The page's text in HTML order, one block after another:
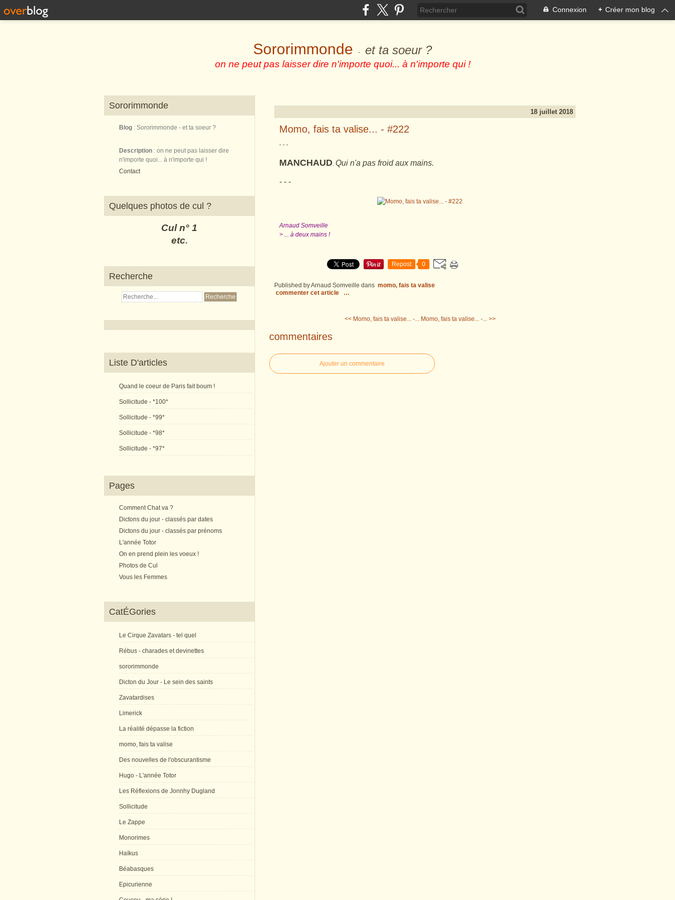
Connexion + Créer mon blog
Sororimmonde - et ta soeur ?
on ne peut pas laisser dire n'importe quoi... à n'importe qui !
Sororimmonde
Blog : Sororimmonde - et ta soeur ?
Description : on ne peut pas laisser dire
n'importe quoi... à n'importe qui !
Contact
Quelques photos de cul ?
Cul n° 1
etc.
Recherche
Liste D'articles
Quand le coeur de Paris fait boum !
Sollicitude - *100*
Sollicitude - *99*
Sollicitude - *98*
Sollicitude - *97*
Pages
Comment Chat va ?
Dictons du jour - classés par dates
Dictons du jour - classés par prénoms
L'année Totor
On en prend plein les voeux !
Photos de Cul
Vous les Femmes
CatÉGories
Le Cirque Zavatars - tel quel
Rébus - charades et devinettes
sororimmonde
Dicton du Jour - Le sein des saints
Zavatardises
Limerick
La réalité dépasse la fiction
momo, fais ta valise
Des nouvelles de l'obscurantisme
Hugo - L'année Totor
Les Réflexions de Jonnhy Dugland
Sollicitude
Le Zappe
Monorimes
Haïkus
Béabasques
Epicurienne
18 juillet 2018
Momo, fais ta valise... - #222
- - -
MANCHAUD. Qui n'a pas froid aux mains.
- - -
Arnaud Somveille
> ... à deux mains !
Repost 0
Published by Arnaud Somveille dans momo, fais ta valise
commenter cet article
…
<< Momo, fais ta valise... -... Momo, fais ta valise... -... >>
commentaires
Ajouter un commentaire